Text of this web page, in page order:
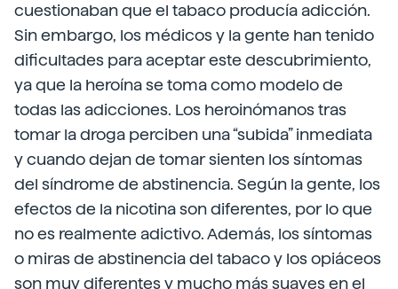
cuestionaban que el tabaco producía adicción.
Sin embargo, los médicos y la gente han tenido
dificultades para aceptar este descubrimiento,
ya que la heroína se toma como modelo de
todas las adicciones. Los heroinómanos tras
tomar la droga perciben una “subida” inmediata
y cuando dejan de tomar sienten los síntomas
del síndrome de abstinencia. Según la gente, los
efectos de la nicotina son diferentes, por lo que
no es realmente adictivo. Además, los síntomas
o miras de abstinencia del tabaco y los opiáceos
son muy diferentes y mucho más suaves en el